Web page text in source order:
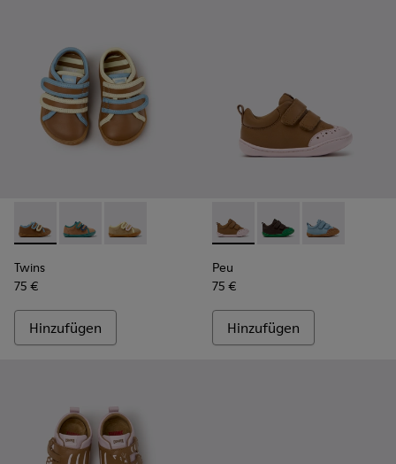
Twins - K800666-008 - Mehrfarbige Ledersneaker für
Twins - K800666-006
Twins - K800666-005
Twins
75 €
Hinzufügen
Peu - K800708-003 -
Peu - K800708-004
Peu -
Peu
75 €
Hinzufügen